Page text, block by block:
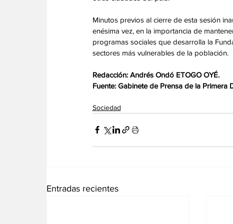
‎Minutos previos al cierre de esta sesión
enésima vez, en la importancia de
programas sociales que desarrolla la
sectores más vulnerables de la población.
‎Redacción: Andrés Ondó ETOGO OYÉ.
‎Fuente: Gabinete de Prensa de la Primera
Sociedad
Entradas recientes